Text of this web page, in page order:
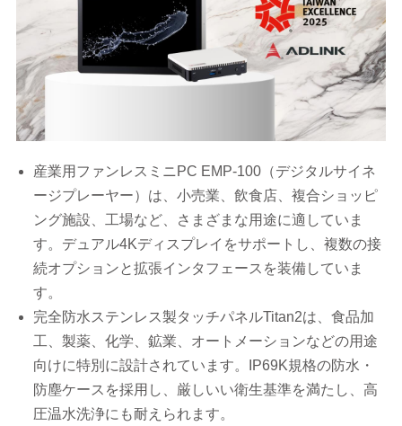
産業用ファンレスミニPC EMP-100（デジタルサイネ
ージプレーヤー）は、小売業、飲食店、複合ショッピ
ング施設、工場など、さまざまな用途に適していま
す。デュアル4Kディスプレイをサポートし、複数の接
続オプションと拡張インタフェースを装備していま
す。
完全防水ステンレス製タッチパネルTitan2は、食品加
工、製薬、化学、鉱業、オートメーションなどの用途
向けに特別に設計されています。IP69K規格の防水・
防塵ケースを採用し、厳しいい衛生基準を満たし、高
圧温水洗浄にも耐えられます。